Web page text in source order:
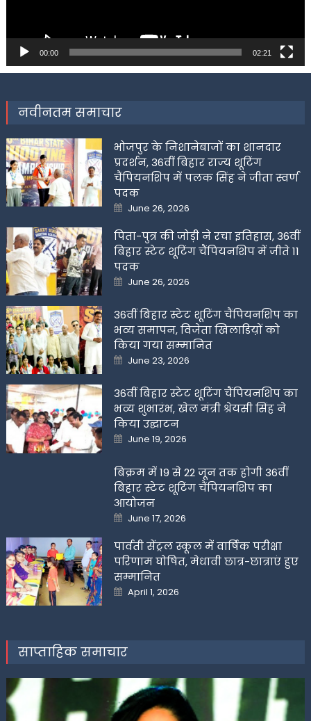
00:00 02:21
नवीनतम समाचार
भोजपुर के निशानेबाजों का शानदार
प्रदर्शन, 36वीं बिहार राज्य शूटिंग
चैंपियनशिप में पलक सिंह ने जीता स्वर्ण
पदक
Posted
on
June 26, 2026
पिता-पुत्र की जोड़ी ने रचा इतिहास, 36वीं
बिहार स्टेट शूटिंग चैंपियनशिप में जीते 11
पदक
Posted
on
June 26, 2026
36वीं बिहार स्टेट शूटिंग चैंपियनशिप का
भव्य समापन, विजेता खिलाडिय़ों को
किया गया सम्मानित
Posted
on
June 23, 2026
36वीं बिहार स्टेट शूटिंग चैंपियनशिप का
भव्य शुभारंभ, खेल मंत्री श्रेयसी सिंह ने
किया उद्घाटन
Posted
on
June 19, 2026
बिक्रम में 19 से 22 जून तक होगी 36वीं
बिहार स्टेट शूटिंग चैंपियनशिप का
आयोजन
Posted
on
June 17, 2026
पार्वती सेंट्रल स्कूल में वार्षिक परीक्षा
परिणाम घोषित, मेधावी छात्र-छात्राएं हुए
सम्मानित
Posted
on
April 1, 2026
साप्ताहिक समाचार